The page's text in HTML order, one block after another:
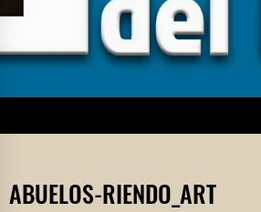
PUEBLO
ABUELOS-RIENDO_ART